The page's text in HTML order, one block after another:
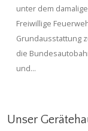
unter dem
Freiwillige
Grundausstattung
die
und...
Unser